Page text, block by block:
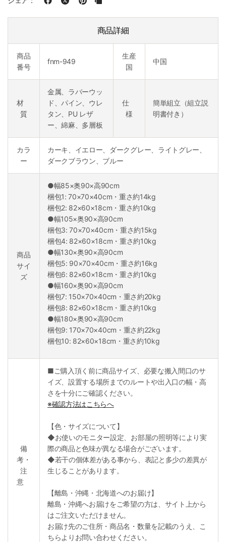
商品詳細
商品
番号
fnm-949
生産
国
中国
材
質
金属、ラバーウッ
ド、パイン、ウレ
タン、PU レザ
ー、綿麻、多層板
仕
様
簡単組立（組立説
明書付き）
カラ
ー
カーキ、イエロー、ダークグレー、ライトグレー、
ダークブラウン、ブルー
商品
サイ
ズ
●幅85×奥90×高90cm
梱包1: 70×70×40cm・重さ約14kg
梱包2: 82×60×18cm・重さ約10kg
●幅105×奥90×高90cm
梱包3: 70×70×40cm・重さ約15kg
梱包4: 82×60×18cm・重さ約10kg
●幅130×奥90×高90cm
梱包5: 90×70×40cm・重さ約16kg
梱包6: 82×60×18cm・重さ約10kg
●幅160×奥90×高90cm
梱包7: 150×70×40cm・重さ約20kg
梱包8: 82×60×18cm・重さ約10kg
●幅180×奥90×高90cm
梱包9: 170×70×40cm・重さ約22kg
梱包10: 82×60×18cm・重さ約10kg
備
考・
注
意
■ご購入頂く前に商品サイズ、必要な搬入間口のサ
イズ、設置する場所までのルートや出入口の幅・高
さを十分にご確認ください。
※確認方法はこちらへ
【色・サイズについて】
◆お使いのモニター設定、お部屋の照明等により実
際の商品と色味が異なる場合がございます。
◆若干の個体差がある事から、表記と多少の差異が
生じることがあります。
【離島・沖縄・北海道へのお届け】
離島・沖縄へお届けをご希望の方は、サイト上から
はご注文いただけません。
お届け先のご住所・商品名・数量を記載のうえ、こ
ちらよりお問い合わせください。